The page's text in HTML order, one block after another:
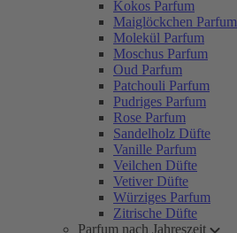
Kokos Parfum
Maiglöckchen Parfum
Molekül Parfum
Moschus Parfum
Oud Parfum
Patchouli Parfum
Pudriges Parfum
Rose Parfum
Sandelholz Düfte
Vanille Parfum
Veilchen Düfte
Vetiver Düfte
Würziges Parfum
Zitrische Düfte
Parfum nach Jahreszeit